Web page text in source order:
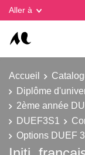
Aller à
Accueil
Diplôme
2ème année
DUEF3S1
Options DUEF
Gestion des cookies